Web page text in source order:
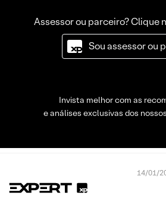
Assessor ou parceiro? Clique
Sou assessor ou
Invista melhor com as
e análises exclusivas dos
14/01/